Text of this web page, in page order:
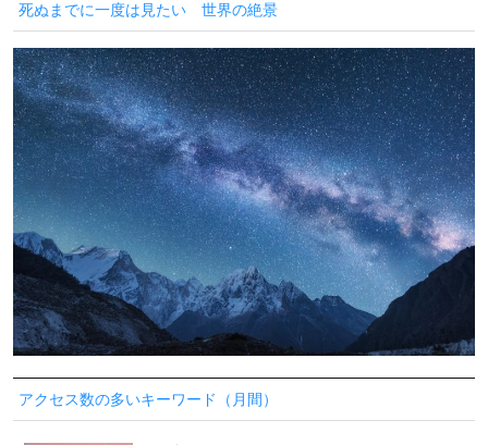
死ぬまでに一度は見たい 世界の絶景
アクセス数の多いキーワード（月間）